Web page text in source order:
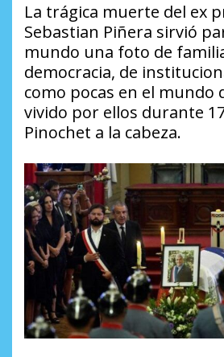
La trágica muerte del ex
Sebastian Piñera sirvió
mundo una foto de
democracia, de
como pocas en el mundo
vivido por ellos durante
Pinochet a la cabeza.